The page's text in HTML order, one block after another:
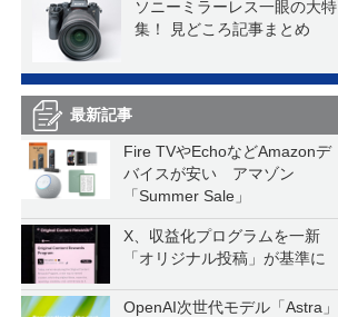
ソニーミラーレス一眼の大特
集！ 見どころ記事まとめ
最新記事
Fire TVやEchoなどAmazonデ
バイスが安い アマゾン
「Summer Sale」
X、収益化プログラムを一新
「オリジナル投稿」が基準に
OpenAI次世代モデル「Astra」